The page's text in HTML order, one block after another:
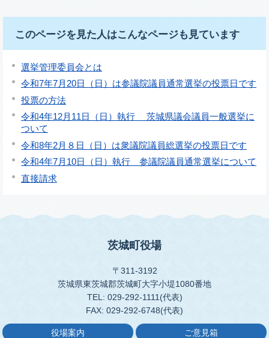
このページを見た人はこんなページも見ています
選挙管理委員会とは
令和7年7月20日（日）は参議院議員通常選挙の投票日です
投票の方法
令和4年12月11日（日）執行 茨城県議会議員一般選挙に
ついて
令和8年2月８日（日）は衆議院議員総選挙の投票日です
令和4年7月10日（日）執行 参議院議員通常選挙について
直接請求
茨城町役場
〒311-3192
茨城県東茨城郡茨城町大字小堤1080番地
TEL: 029-292-1111(代表)
FAX: 029-292-6748(代表)
役場案内 ご意見箱